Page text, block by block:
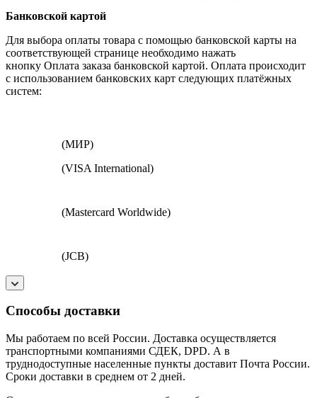
Банковской картой
Для выбора оплаты товара с помощью банковской карты на
соответствующей странице необходимо нажать
кнопку Оплата заказа банковской картой. Оплата происходит
с использованием банковских карт следующих платёжных
систем:
(МИР)
(VISA International)
(Mastercard Worldwide)
(JCB)
Способы доставки
Мы работаем по всей России. Доставка осуществляется
транспортными компаниями СДЕК, DPD. А в
труднодоступные населенные пункты доставит Почта России.
Сроки доставки в среднем от 2 дней.